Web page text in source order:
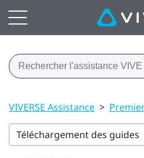
VIVERSE Assistance >
Téléchargement des guides